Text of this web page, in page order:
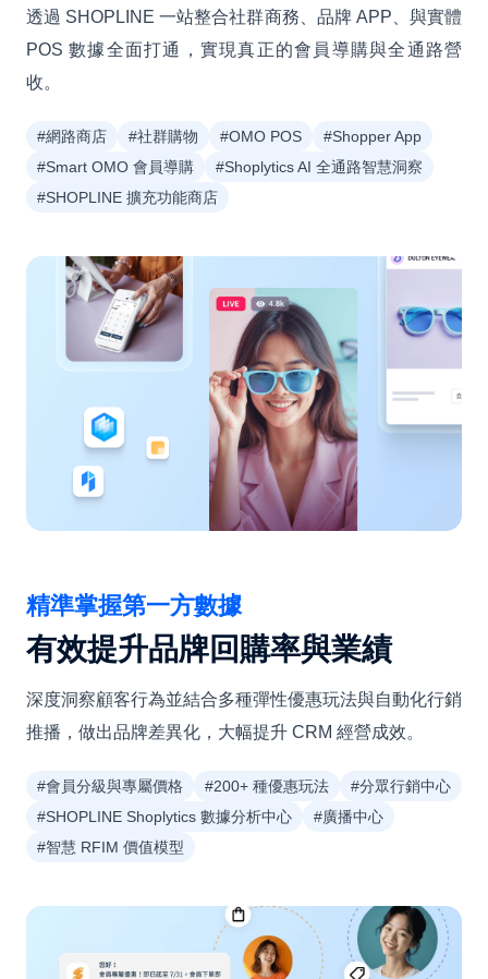
透過 SHOPLINE 一站整合社群商務、品牌 APP、與實體
POS 數據全面打通，實現真正的會員導購與全通路營
收。
#網路商店 #社群購物 #OMO POS
#Shopper App
#Smart OMO 會員導購
#Shoplytics AI 全通路智慧洞察
#SHOPLINE 擴充功能商店
精準掌握第一方數據
有效提升品牌回購率與業績
深度洞察顧客行為並結合多種彈性優惠玩法與自動化行銷
推播，做出品牌差異化，大幅提升 CRM 經營成效。
#會員分級與專屬價格 #200+ 種優惠玩法
#分眾行銷中心
#SHOPLINE Shoplytics 數據分析中心
#廣播中心
#智慧 RFIM 價值模型